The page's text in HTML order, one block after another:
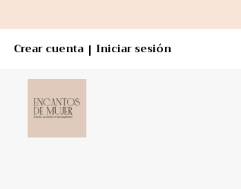
Crear cuenta | Iniciar sesión